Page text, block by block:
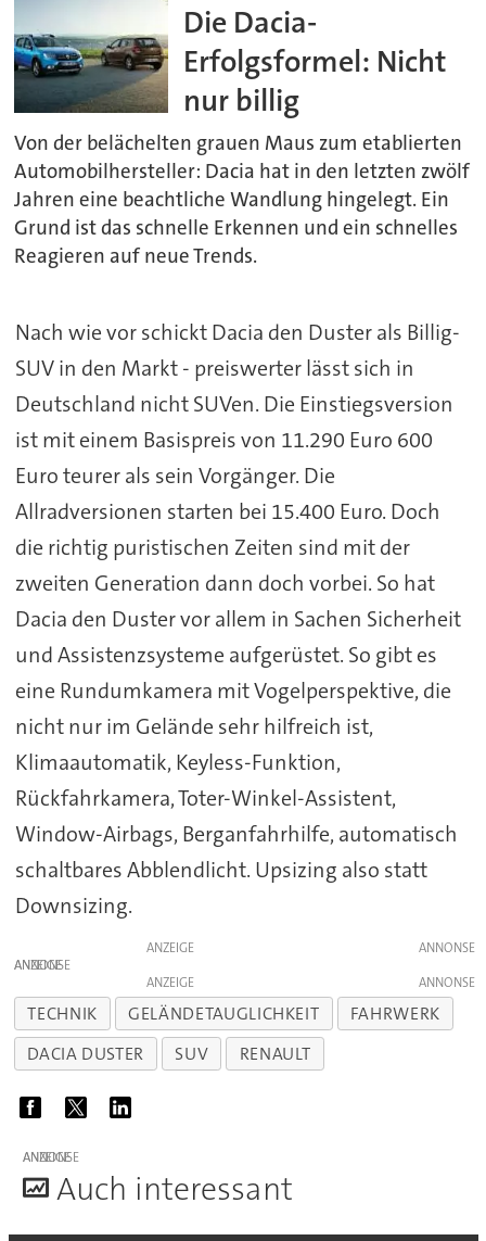
Die Dacia-
Erfolgsformel: Nicht
nur billig
Von der belächelten grauen Maus zum etablierten
Automobilhersteller: Dacia hat in den letzten zwölf
Jahren eine beachtliche Wandlung hingelegt. Ein
Grund ist das schnelle Erkennen und ein schnelles
Reagieren auf neue Trends.
Nach wie vor schickt Dacia den Duster als Billig-
SUV in den Markt - preiswerter lässt sich in
Deutschland nicht SUVen. Die Einstiegsversion
ist mit einem Basispreis von 11.290 Euro 600
Euro teurer als sein Vorgänger. Die
Allradversionen starten bei 15.400 Euro. Doch
die richtig puristischen Zeiten sind mit der
zweiten Generation dann doch vorbei. So hat
Dacia den Duster vor allem in Sachen Sicherheit
und Assistenzsysteme aufgerüstet. So gibt es
eine Rundumkamera mit Vogelperspektive, die
nicht nur im Gelände sehr hilfreich ist,
Klimaautomatik, Keyless-Funktion,
Rückfahrkamera, Toter-Winkel-Assistent,
Window-Airbags, Berganfahrhilfe, automatisch
schaltbares Abblendlicht. Upsizing also statt
Downsizing.
ANZEIGE
ANZEIGE
ANZEIGE
TECHNIK GELÄNDETAUGLICHKEIT
FAHRWERK
DACIA DUSTER
SUV RENAULT
ANZEIGE
Auch interessant